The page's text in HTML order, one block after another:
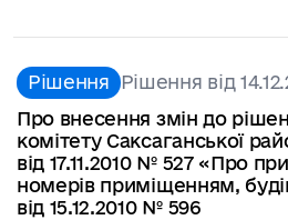
Рішення Рішення від
Про внесення змін до
комітету Саксаганської
від 17.11.2010 № 527 «Про
номерів приміщенням,
від 15.12.2010 № 596